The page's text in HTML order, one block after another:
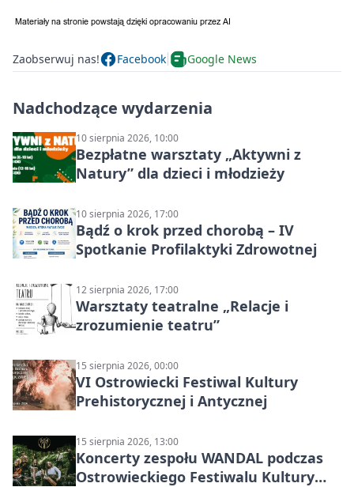
Zaobserwuj nas! Facebook Google News
Nadchodzące wydarzenia
10 sierpnia 2026, 10:00
Bezpłatne warsztaty „Aktywni z
Natury” dla dzieci i młodzieży
10 sierpnia 2026, 17:00
Bądź o krok przed chorobą – IV
Spotkanie Profilaktyki Zdrowotnej
12 sierpnia 2026, 17:00
Warsztaty teatralne „Relacje i
zrozumienie teatru”
15 sierpnia 2026, 00:00
VI Ostrowiecki Festiwal Kultury
Prehistorycznej i Antycznej
15 sierpnia 2026, 13:00
Koncerty zespołu WANDAL podczas
Ostrowieckiego Festiwalu Kultury